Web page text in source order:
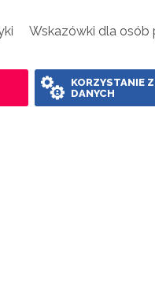
Wskazówki dla osób
KORZYSTANIE Z
DANYCH